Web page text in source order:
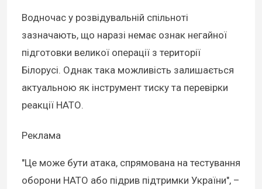
Водночас у розвідувальній спільноті
зазначають, що наразі немає ознак негайної
підготовки великої операції з території
Білорусі. Однак така можливість залишається
актуальною як інструмент тиску та перевірки
реакції НАТО.
Реклама
"Це може бути атака, спрямована на тестування
оборони НАТО або підрив підтримки України", –